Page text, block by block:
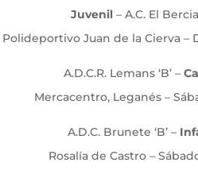
Juvenil – A.C. El
Polideportivo Juan de la Cierva –
A.D.C.R. Lemans ‘B’ –
Mercacentro, Leganés –
A.D.C. Brunete ‘B’ –
Rosalía de Castro –